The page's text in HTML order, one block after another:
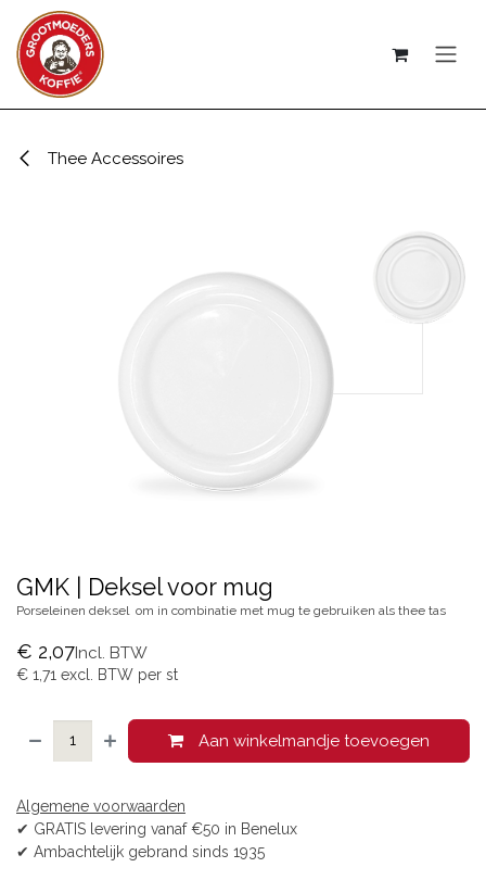
Overslaan naar inhoud
Thee Accessoires
GMK | Deksel voor mug
Porseleinen deksel om in combinatie met mug te gebruiken als thee tas
€ 2,07Incl. BTW
€ 1,71 excl. BTW per st
Aan winkelmandje toevoegen
Algemene voorwaarden
✔ GRATIS levering vanaf €50 in Benelux
✔ Ambachtelijk gebrand sinds 1935